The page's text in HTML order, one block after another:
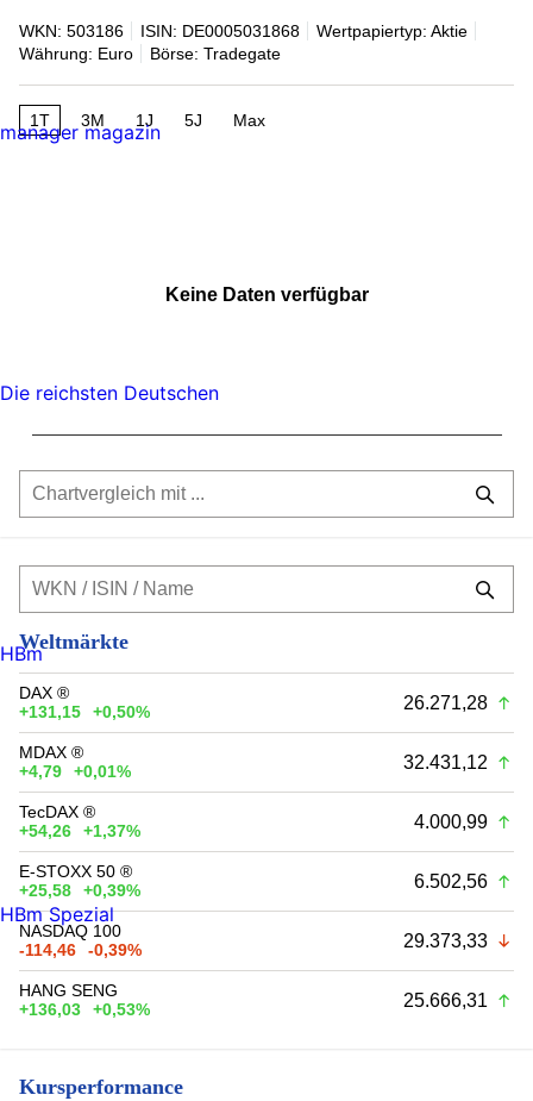
WKN: 503186 ISIN: DE0005031868
Wertpapiertyp: Aktie
Währung: Euro
Börse: Tradegate
1T 3M 1J 5J Max
Keine Daten verfügbar
Weltmärkte
DAX ®
+131,15
+0,50% 26.271,28
MDAX ®
+4,79
+0,01% 32.431,12
TecDAX ®
+54,26
+1,37% 4.000,99
E-STOXX 50 ®
+25,58
+0,39% 6.502,56
NASDAQ 100
-114,46
-0,39% 29.373,33
HANG SENG
+136,03
+0,53% 25.666,31
Kursperformance
manager magazin
Die reichsten Deutschen
HBm
HBm Spezial